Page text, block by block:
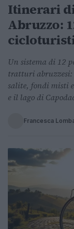
Itinerari
Abruzzo:
Un sistema di 12
tratturi abruzzesi:
salite, fondi misti
e il lago di
Francesca